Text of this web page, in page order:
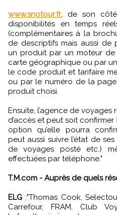
www.snotour.fr, de son
disponibilités en temps
(complémentaires à la
de descriptifs mais aussi de
un produit par un moteur
carte géographique ou par
le code produit et tarifaire
ou par le numéro de la
produit choisi.
Ensuite, l’agence de
d’accès et peut soit
option qu’elle pourra
peut aussi suivre l’état de
de voyages posté etc.)
effectuées par téléphone."
T.M.com - Auprès de quels
ELG :"Thomas Cook,
Carrefour, FRAM, Club